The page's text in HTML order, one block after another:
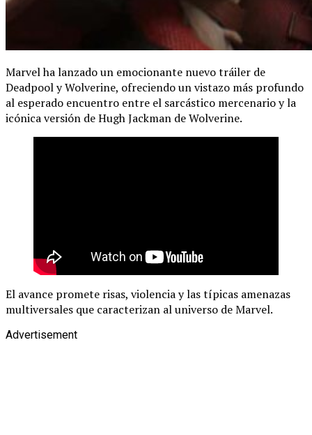
Marvel ha lanzado un emocionante nuevo tráiler de
Deadpool y Wolverine, ofreciendo un vistazo más profundo
al esperado encuentro entre el sarcástico mercenario y la
icónica versión de Hugh Jackman de Wolverine.
El avance promete risas, violencia y las típicas amenazas
multiversales que caracterizan al universo de Marvel.
Advertisement